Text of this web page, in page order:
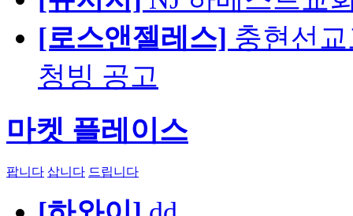
[로스앤젤레스] 충현선
청빙 공고
마켓 플레이스
팝니다 삽니다 드립니다